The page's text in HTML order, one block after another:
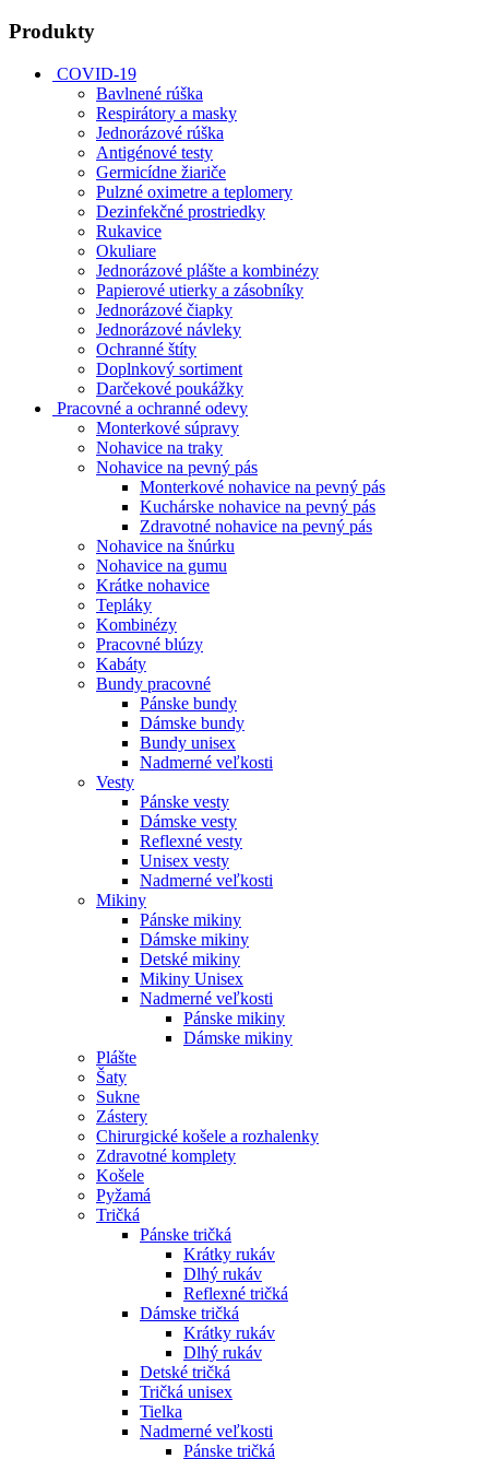
Produkty
COVID-19
Bavlnené rúška
Respirátory a masky
Jednorázové rúška
Antigénové testy
Germicídne žiariče
Pulzné oximetre a teplomery
Dezinfekčné prostriedky
Rukavice
Okuliare
Jednorázové plášte a kombinézy
Papierové utierky a zásobníky
Jednorázové čiapky
Jednorázové návleky
Ochranné štíty
Doplnkový sortiment
Darčekové poukážky
Pracovné a ochranné odevy
Monterkové súpravy
Nohavice na traky
Nohavice na pevný pás
Monterkové nohavice na pevný pás
Kuchárske nohavice na pevný pás
Zdravotné nohavice na pevný pás
Nohavice na šnúrku
Nohavice na gumu
Krátke nohavice
Tepláky
Kombinézy
Pracovné blúzy
Kabáty
Bundy pracovné
Pánske bundy
Dámske bundy
Bundy unisex
Nadmerné veľkosti
Vesty
Pánske vesty
Dámske vesty
Reflexné vesty
Unisex vesty
Nadmerné veľkosti
Mikiny
Pánske mikiny
Dámske mikiny
Detské mikiny
Mikiny Unisex
Nadmerné veľkosti
Pánske mikiny
Dámske mikiny
Plášte
Šaty
Sukne
Zástery
Chirurgické košele a rozhalenky
Zdravotné komplety
Košele
Pyžamá
Tričká
Pánske tričká
Krátky rukáv
Dlhý rukáv
Reflexné tričká
Dámske tričká
Krátky rukáv
Dlhý rukáv
Detské tričká
Tričká unisex
Tielka
Nadmerné veľkosti
Pánske tričká